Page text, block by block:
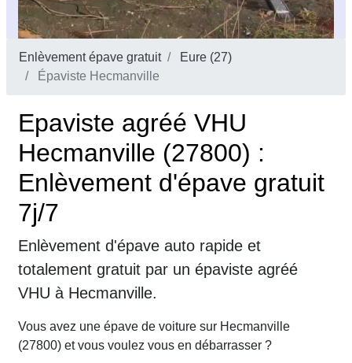
Enlèvement épave gratuit
Eure (27)
Épaviste Hecmanville
Epaviste agréé VHU
Hecmanville (27800) :
Enlèvement d'épave gratuit
7j/7
Enlèvement d'épave auto rapide et
totalement gratuit par un épaviste agréé
VHU à Hecmanville.
Vous avez une épave de voiture sur Hecmanville
(27800) et vous voulez vous en débarrasser ?